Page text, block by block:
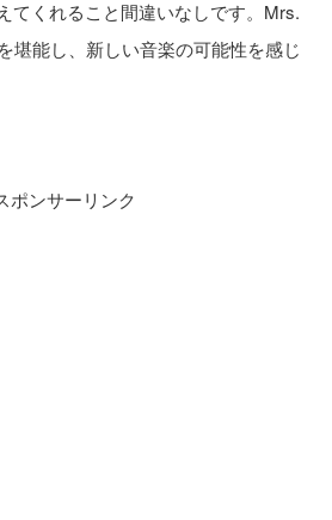
てくれること間違いなしです。Mrs.
堪能し、新しい音楽の可能性を感じ
ポンサーリンク